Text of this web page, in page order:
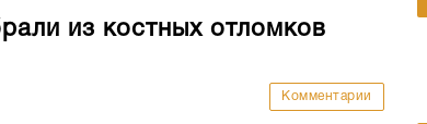
из костных отломков
Комментарии